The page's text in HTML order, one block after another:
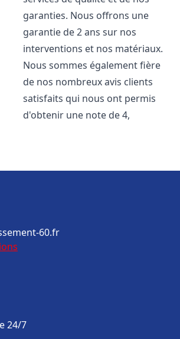
garanties. Nous offrons une
garantie de 2 ans sur nos
interventions et nos matériaux.
Nous sommes également fière
de nos nombreux avis clients
satisfaits qui nous ont permis
d'obtenir une note de 4,
60.fr
24/7